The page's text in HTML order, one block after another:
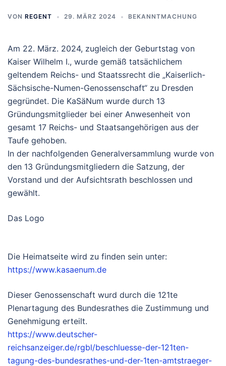
VON REGENT 29. MÄRZ 2024 BEKANNTMACHUNG
Am 22. März. 2024, zugleich der Geburtstag von
Kaiser Wilhelm I., wurde gemäß tatsächlichem
geltendem Reichs- und Staatssrecht die „Kaiserlich-
Sächsische-Numen-Genossenschaft“ zu Dresden
gegründet. Die KaSäNum wurde durch 13
Gründungsmitglieder bei einer Anwesenheit von
gesamt 17 Reichs- und Staatsangehörigen aus der
Taufe gehoben.
In der nachfolgenden Generalversammlung wurde von
den 13 Gründungsmitgliedern die Satzung, der
Vorstand und der Aufsichtsrath beschlossen und
gewählt.
Das Logo
Die Heimatseite wird zu finden sein unter:
https://www.kasaenum.de
Dieser Genossenschaft wurd durch die 121te
Plenartagung des Bundesrathes die Zustimmung und
Genehmigung erteilt.
https://www.deutscher-
reichsanzeiger.de/rgbl/beschluesse-der-121ten-
tagung-des-bundesrathes-und-der-1ten-amtstraeger-